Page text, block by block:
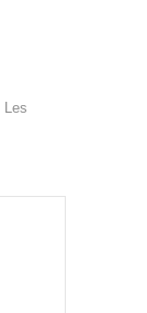
Les